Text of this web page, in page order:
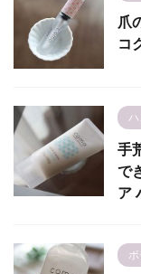
爪
コ
手
で
ア